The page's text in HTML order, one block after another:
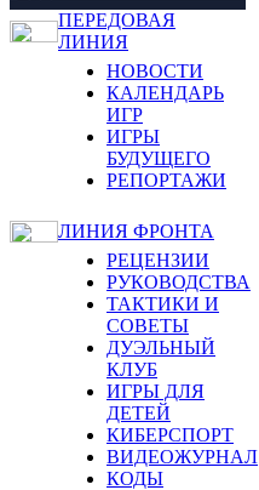
ПЕРЕДОВАЯ
ЛИНИЯ
НОВОСТИ
КАЛЕНДАРЬ
ИГР
ИГРЫ
БУДУЩЕГО
РЕПОРТАЖИ
ЛИНИЯ ФРОНТА
РЕЦЕНЗИИ
РУКОВОДСТВА
ТАКТИКИ И
СОВЕТЫ
ДУЭЛЬНЫЙ
КЛУБ
ИГРЫ ДЛЯ
ДЕТЕЙ
КИБЕРСПОРТ
ВИДЕОЖУРНАЛ
КОДЫ